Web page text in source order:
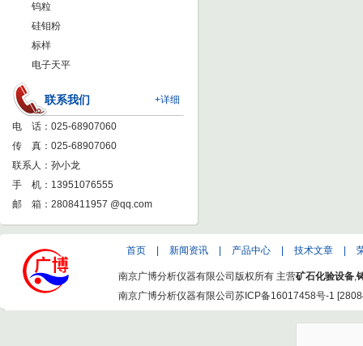
钨粒
硅钼粉
标样
电子天平
+详细
联系我们
电 话：025-68907060
传 真：025-68907060
联系人：孙小龙
手 机：13951076555
邮 箱： 2808411957 @qq.com
首页 新闻资讯 产品中心 技术文章
南京广博分析仪器有限公司版权所有 主营矿石化验设备,
南京广博分析仪器有限公司 苏ICP备16017458号-1 [